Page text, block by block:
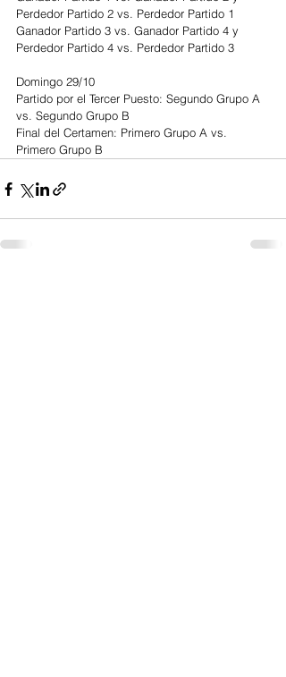
Perdedor Partido 2 vs. Perdedor Partido 1
Ganador Partido 3 vs. Ganador Partido 4 y
Perdedor Partido 4 vs. Perdedor Partido 3
Domingo 29/10
Partido por el Tercer Puesto: Segundo Grupo A
vs. Segundo Grupo B
Final del Certamen: Primero Grupo A vs.
Primero Grupo B